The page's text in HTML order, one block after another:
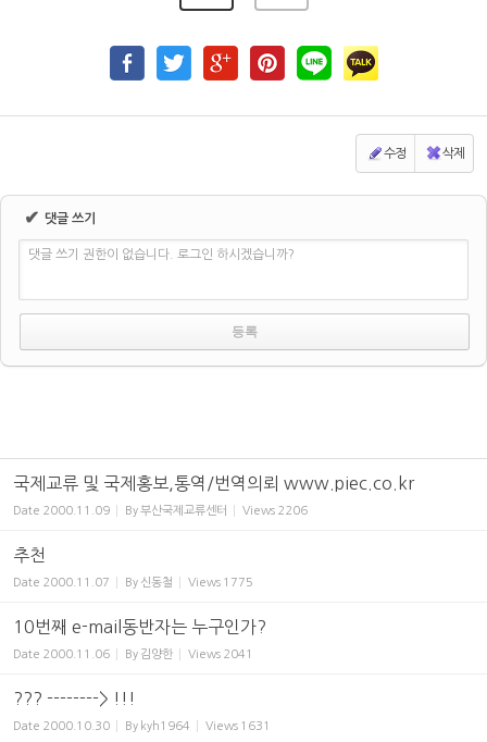
수정 삭제
✔ 댓글 쓰기
댓글 쓰기 권한이 없습니다. 로그인 하시겠습니까?
국제교류 및 국제홍보,통역/번역의뢰 www.piec.co.kr
Date 2000.11.09 By부산국제교류센터 Views 2206
추천
Date 2000.11.07 By 신동철 Views 1775
10번째 e-mail동반자는 누구인가?
Date 2000.11.06 By 김양한 Views 2041
??? --------> !!!
Date 2000.10.30 By kyh1964 Views 1631